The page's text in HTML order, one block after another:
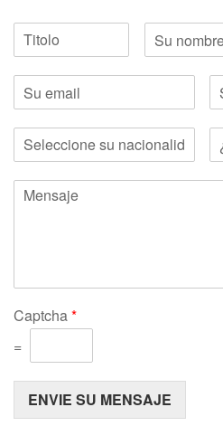
Captcha*
=
ENVIE SU MENSAJE